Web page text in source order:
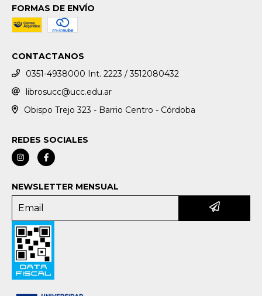
FORMAS DE ENVÍO
CONTACTANOS
0351-4938000 Int. 2223 / 3512080432
librosucc@ucc.edu.ar
Obispo Trejo 323 - Barrio Centro - Córdoba
REDES SOCIALES
NEWSLETTER MENSUAL